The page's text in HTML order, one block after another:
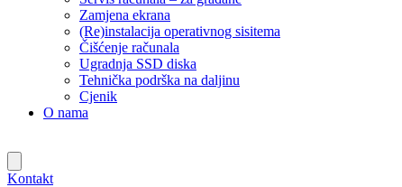
Zamjena ekrana
(Re)instalacija operativnog sisitema
Čišćenje računala
Ugradnja SSD diska
Tehnička podrška na daljinu
Cjenik
O nama
Kontakt